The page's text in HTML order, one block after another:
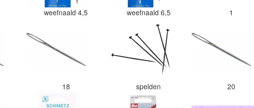
weefnaald 4,5 weefnaald 6,5 1
18 spelden 20